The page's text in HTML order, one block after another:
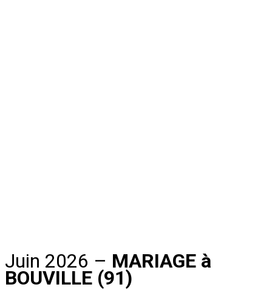
Juin 2026 – MARIAGE à
BOUVILLE (91)